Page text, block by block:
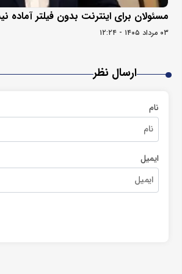
مسئولان برای اینترنت بدون فیلتر آماده
۰۳ مرداد ۱۴۰۵ - ۱۲:۲۴
ارسال نظر
نام
ایمیل